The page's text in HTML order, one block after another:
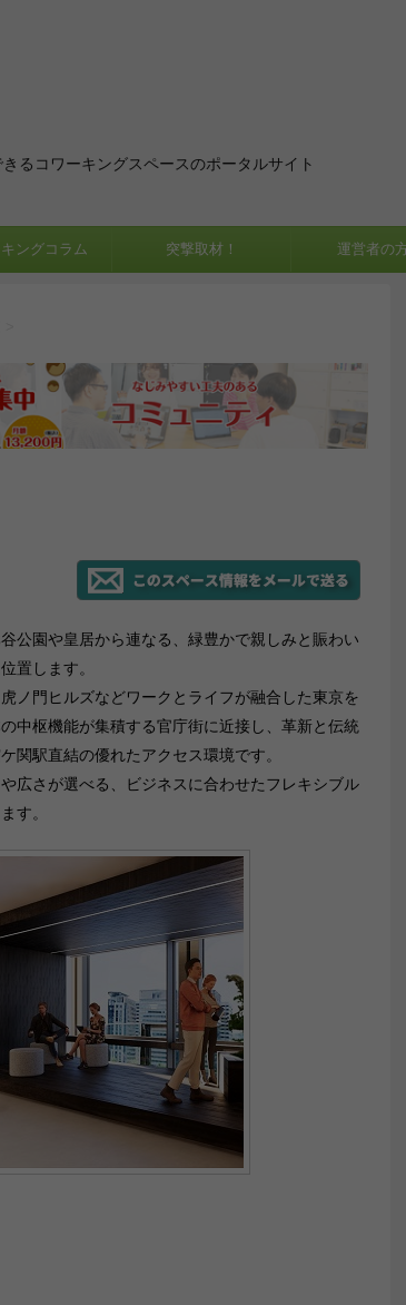
るコワーキングスペースのポータルサイト
ングコラム 突撃取材！ 運営者の
公園や皇居から連なる、緑豊かで親しみと賑わい
置します。
ノ門ヒルズなどワークとライフが融合した東京を
中枢機能が集積する官庁街に近接し、革新と伝統
関駅直結の優れたアクセス環境です。
広さが選べる、ビジネスに合わせたフレキシブル
す。